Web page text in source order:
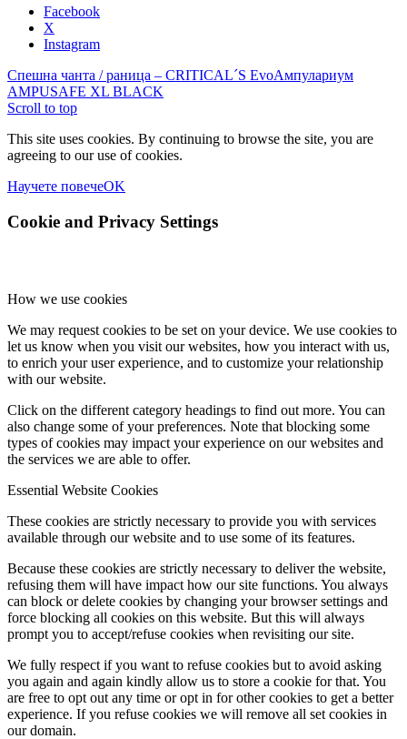
Facebook
X
Instagram
Спешна чанта / раница – CRITICAL´S EvoАмпулариум
AMPUSAFE XL BLACK
Scroll to top
This site uses cookies. By continuing to browse the site, you are
agreeing to our use of cookies.
Научете повечеOK
Cookie and Privacy Settings
How we use cookies
We may request cookies to be set on your device. We use cookies to
let us know when you visit our websites, how you interact with us,
to enrich your user experience, and to customize your relationship
with our website.
Click on the different category headings to find out more. You can
also change some of your preferences. Note that blocking some
types of cookies may impact your experience on our websites and
the services we are able to offer.
Essential Website Cookies
These cookies are strictly necessary to provide you with services
available through our website and to use some of its features.
Because these cookies are strictly necessary to deliver the website,
refusing them will have impact how our site functions. You always
can block or delete cookies by changing your browser settings and
force blocking all cookies on this website. But this will always
prompt you to accept/refuse cookies when revisiting our site.
We fully respect if you want to refuse cookies but to avoid asking
you again and again kindly allow us to store a cookie for that. You
are free to opt out any time or opt in for other cookies to get a better
experience. If you refuse cookies we will remove all set cookies in
our domain.